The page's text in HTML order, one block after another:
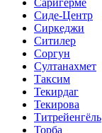
Сиде-Центр
Сиркеджи
Ситилер
Соргун
Султанахмет
Таксим
Текирдаг
Текирова
Титрейенгёль
Торба